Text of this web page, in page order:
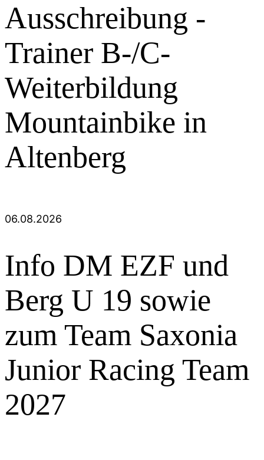
Ausschreibung -
Trainer B-/C-
Weiterbildung
Mountainbike in
Altenberg
06.08.2026
Info DM EZF und
Berg U 19 sowie
zum Team Saxonia
Junior Racing Team
2027